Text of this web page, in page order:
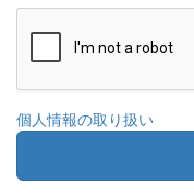
個人情報の取り扱い